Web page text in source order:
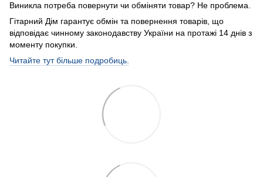
Виникла потреба повернути чи обміняти товар? Не проблема.
Гітарний Дім гарантує обмін та повернення товарів, що
відповідає чинному законодавству України на протажі 14 днів з
моменту покупки.
Читайте тут більше подробиць.